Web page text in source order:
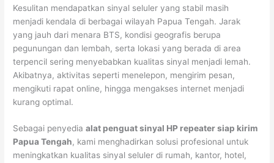
Kesulitan mendapatkan sinyal seluler yang stabil masih
menjadi kendala di berbagai wilayah Papua Tengah. Jarak
yang jauh dari menara BTS, kondisi geografis berupa
pegunungan dan lembah, serta lokasi yang berada di area
terpencil sering menyebabkan kualitas sinyal menjadi lemah.
Akibatnya, aktivitas seperti menelepon, mengirim pesan,
mengikuti rapat online, hingga mengakses internet menjadi
kurang optimal.
Sebagai penyediaalat penguat sinyal HP repeater siap kirim
Papua Tengah, kami menghadirkan solusi profesional untuk
meningkatkan kualitas sinyal seluler di rumah, kantor, hotel,